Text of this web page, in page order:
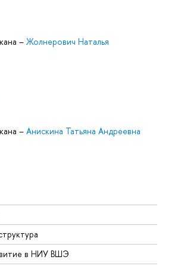
– Жолнерович Наталья
– Анискина Татьяна Андреевна
в НИУ ВШЭ